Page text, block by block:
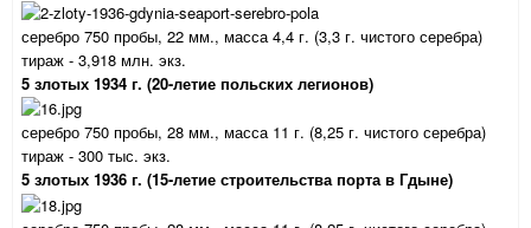
серебро 750 пробы, 22 мм., масса 4,4 г. (3,3 г. чистого серебра)
тираж - 3,918 млн. экз.
5 злотых 1934 г. (20-летие польских легионов)
серебро 750 пробы, 28 мм., масса 11 г. (8,25 г. чистого серебра)
тираж - 300 тыс. экз.
5 злотых 1936 г. (15-летие строительства порта в Гдыне)